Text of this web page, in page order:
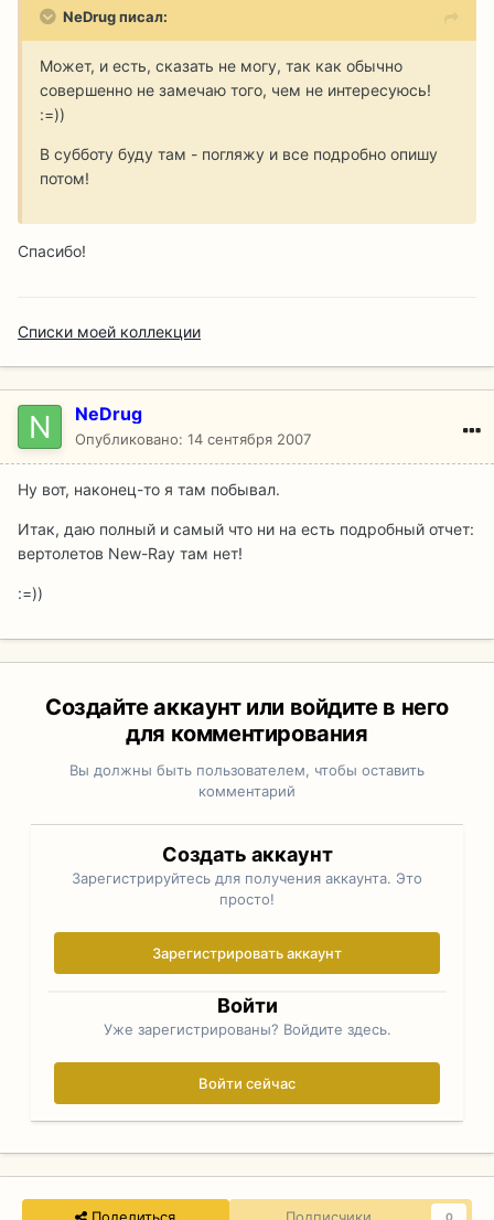
NeDrug писал:
Может, и есть, сказать не могу, так как обычно
совершенно не замечаю того, чем не интересуюсь!
:=))
В субботу буду там - погляжу и все подробно опишу
потом!
Спасибо!
Списки моей коллекции
NeDrug
Опубликовано: 14 сентября 2007
Ну вот, наконец-то я там побывал.
Итак, даю полный и самый что ни на есть подробный отчет:
вертолетов New-Ray там нет!
:=))
Создайте аккаунт или войдите в него
для комментирования
Вы должны быть пользователем, чтобы оставить
комментарий
Создать аккаунт
Зарегистрируйтесь для получения аккаунта. Это
просто!
Зарегистрировать аккаунт
Войти
Уже зарегистрированы? Войдите здесь.
Войти сейчас
0